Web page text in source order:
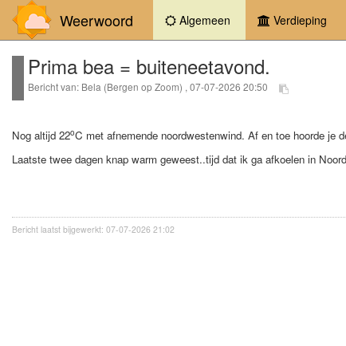
Weerwoord Algemeen (current)Verdieping
Prima bea = buiteneetavond.
Bericht van: Bela (Bergen op Zoom) , 07-07-2026 20:50
Nog altijd 22oC met afnemende noordwestenwind. Af en toe hoorde je
Laatste twee dagen knap warm geweest..tijd dat ik ga afkoelen in
Bericht laatst bijgewerkt: 07-07-2026 21:02